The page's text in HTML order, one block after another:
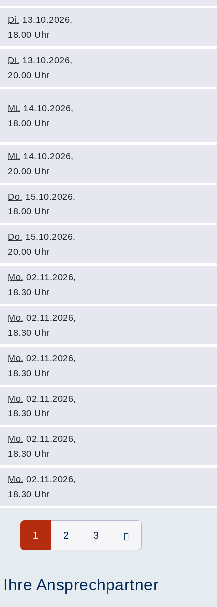
Di. 13.10.2026,
18.00 Uhr
Di. 13.10.2026,
20.00 Uhr
Mi. 14.10.2026,
18.00 Uhr
Mi. 14.10.2026,
20.00 Uhr
Do. 15.10.2026,
18.00 Uhr
Do. 15.10.2026,
20.00 Uhr
Mo. 02.11.2026,
18.30 Uhr
Mo. 02.11.2026,
18.30 Uhr
Mo. 02.11.2026,
18.30 Uhr
Mo. 02.11.2026,
18.30 Uhr
Mo. 02.11.2026,
18.30 Uhr
Mo. 02.11.2026,
18.30 Uhr
1 2 3
Ihre Ansprechpartner